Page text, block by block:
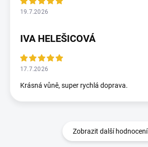
19.7.2026
IVA HELEŠICOVÁ
17.7.2026
Krásná vůně, super rychlá doprava.
Zobrazit další hodnocení